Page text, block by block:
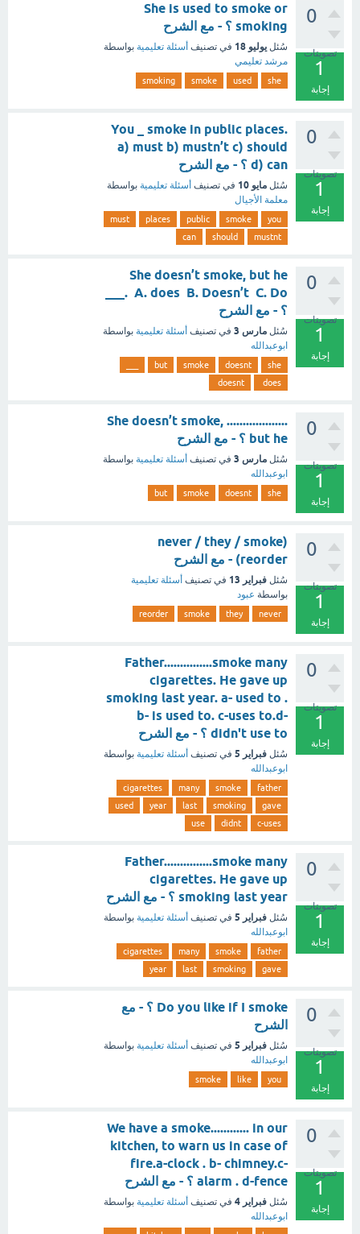
0
تصويتات
1
إجابة
She is used to smoke or
smoking ؟ - مع الشرح
سُئل يوليو 18 في تصنيف أسئلة تعليمية بواسطة
مرشد تعليمي
she
used
smoke
smoking
0
تصويتات
1
إجابة
You _ smoke in public places.
a) must b) mustn’t c) should
d) can ؟ - مع الشرح
سُئل مايو 10 في تصنيف أسئلة تعليمية بواسطة
معلمة الأجيال
you
smoke
public
places
must
mustnt
should
can
0
تصويتات
1
إجابة
She doesn’t smoke, but he
___. A. does B. Doesn’t C. Do
؟ - مع الشرح
سُئل مارس 3 في تصنيف أسئلة تعليمية بواسطة
ابوعبدالله
she
doesnt
smoke
but
does
doesnt
0
تصويتات
1
إجابة
................... She doesn’t smoke,
but he ؟ - مع الشرح
سُئل مارس 3 في تصنيف أسئلة تعليمية بواسطة
ابوعبدالله
she
doesnt
smoke
but
0
تصويتات
1
إجابة
(never / they / smoke
(reorder - مع الشرح
سُئل فبراير 13 في تصنيف أسئلة تعليمية
بواسطة عبود
never
they
smoke
reorder
0
تصويتات
1
إجابة
Father...............smoke many
cigarettes. He gave up
smoking last year. a- used to .
b- is used to. c-uses to.d-
didn't use to ؟ - مع الشرح
سُئل فبراير 5 في تصنيف أسئلة تعليمية بواسطة
ابوعبدالله
father
smoke
many
cigarettes
gave
smoking
last
year
used
c-uses
didnt
use
0
تصويتات
1
إجابة
Father...............smoke many
cigarettes. He gave up
smoking last year ؟ - مع الشرح
سُئل فبراير 5 في تصنيف أسئلة تعليمية بواسطة
ابوعبدالله
father
smoke
many
cigarettes
gave
smoking
last
year
0
تصويتات
1
إجابة
Do you like if I smoke ؟ - مع
الشرح
سُئل فبراير 5 في تصنيف أسئلة تعليمية بواسطة
ابوعبدالله
you
like
smoke
0
تصويتات
1
إجابة
We have a smoke............ in our
kitchen, to warn us in case of
fire.a-clock . b- chimney.c-
alarm . d-fence ؟ - مع الشرح
سُئل فبراير 4 في تصنيف أسئلة تعليمية بواسطة
ابوعبدالله